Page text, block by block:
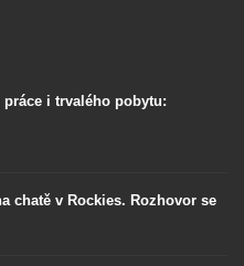
i trvalého pobytu:
chatě v Rockies. Rozhovor se